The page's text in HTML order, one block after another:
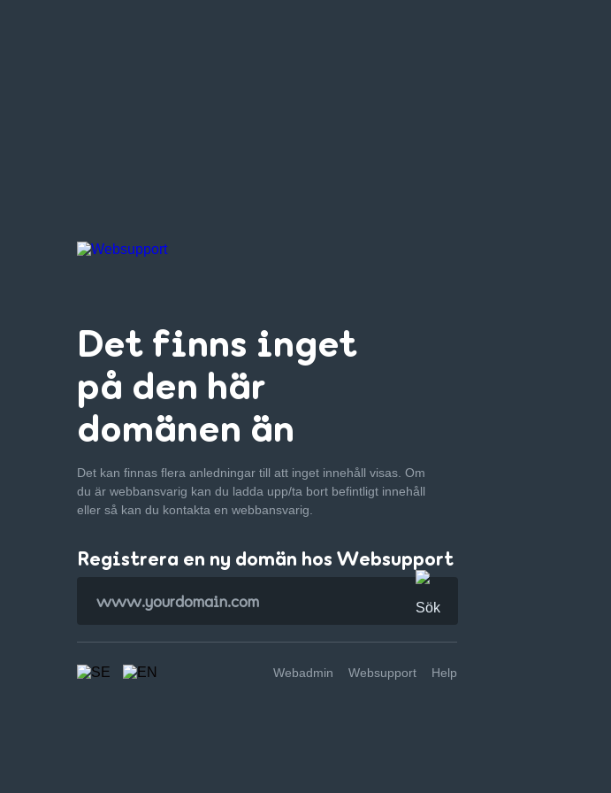
Det finns inget
på den här
domänen än
Det kan finnas flera anledningar till att inget innehåll visas. Om
du är webbansvarig kan du ladda upp/ta bort befintligt innehåll
eller så kan du kontakta en webbansvarig.
Registrera en ny domän hos Websupport
Webadmin Websupport Help